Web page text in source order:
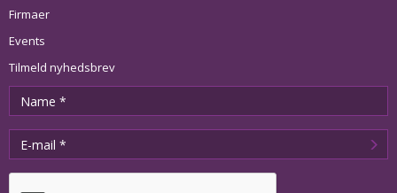
Firmaer
Events
Tilmeld nyhedsbrev